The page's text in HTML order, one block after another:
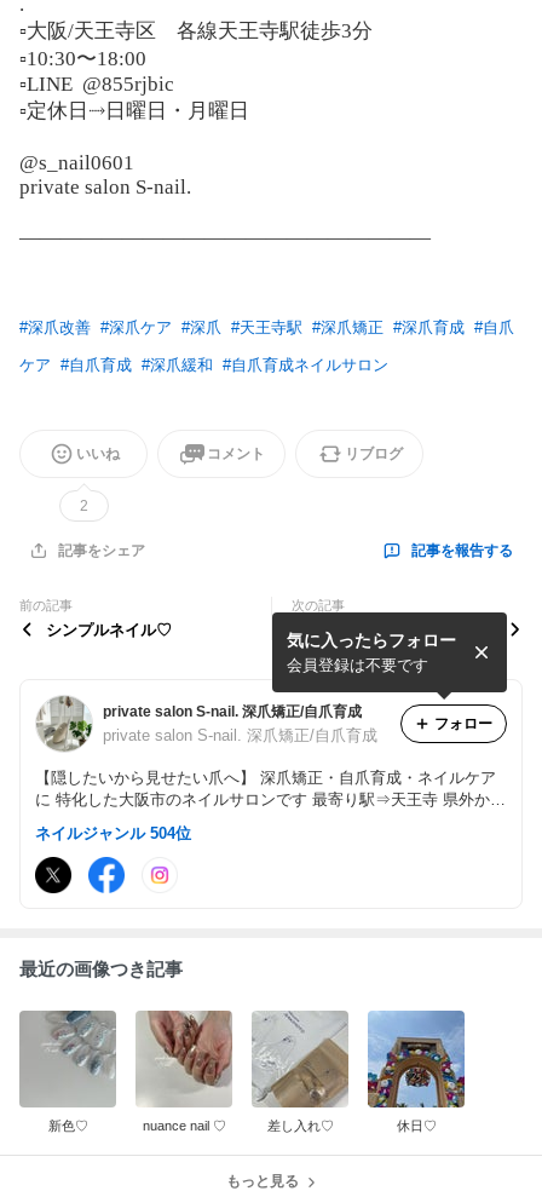
▫️大阪/天王寺区 各線天王寺駅徒歩3分
▫️10:30〜18:00
▫️LINE @855rjbic
▫️定休日⤑日曜日・月曜日
@s_nail0601
private salon S-nail.
————————————————————
#深爪改善 #深爪ケア #深爪 #天王寺駅 #深爪矯正 #深爪育成 #自爪
ケア #自爪育成 #深爪緩和 #自爪育成ネイルサロン
いいね
2
コメント リブログ
記事をシェア 記事を報告する
前の記事
シンプルネイル♡
次の記事
ピンクベージュ♡
private salon S-nail. 深爪矯正/自爪育成
private salon S-nail. 深爪矯正/自爪育成
【隠したいから見せたい爪へ】 深爪矯正・自爪育成・ネイルケア
に 特化した大阪市のネイルサロンです 最寄り駅⇒天王寺 県外から
もたくさんご来店頂いております。 男性のお客様も大歓迎。 自爪
を健康に育てる高技術サロンで 自信の持てる指先へ。
気に入ったらフォロー
会員登録は不要です
フォロー
ネイルジャンル 504位
最近の画像つき記事
新色♡ nuance nail ♡ 差し入れ♡ 休日♡
もっと見る